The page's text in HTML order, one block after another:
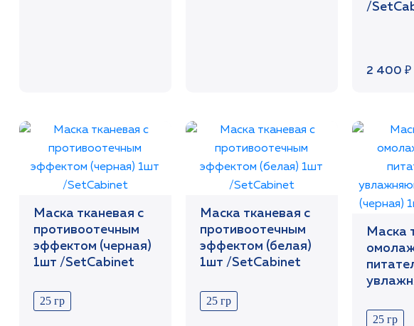
/
2 400 ₽
Маска тканевая с
противоотечным
эффектом (черная)
1шт /SetCabinet
25 гр
Маска тканевая с
противоотечным
эффектом (белая)
1шт /SetCabinet
25 гр
Маска
1шт /
25 гр